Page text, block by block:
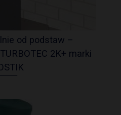
od podstaw –
2K+ marki